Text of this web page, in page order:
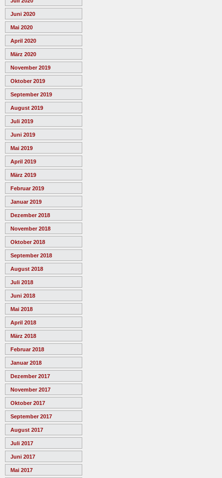
Juni 2020
Mai 2020
April 2020
März 2020
November 2019
Oktober 2019
September 2019
August 2019
Juli 2019
Juni 2019
Mai 2019
April 2019
März 2019
Februar 2019
Januar 2019
Dezember 2018
November 2018
Oktober 2018
September 2018
August 2018
Juli 2018
Juni 2018
Mai 2018
April 2018
März 2018
Februar 2018
Januar 2018
Dezember 2017
November 2017
Oktober 2017
September 2017
August 2017
Juli 2017
Juni 2017
Mai 2017